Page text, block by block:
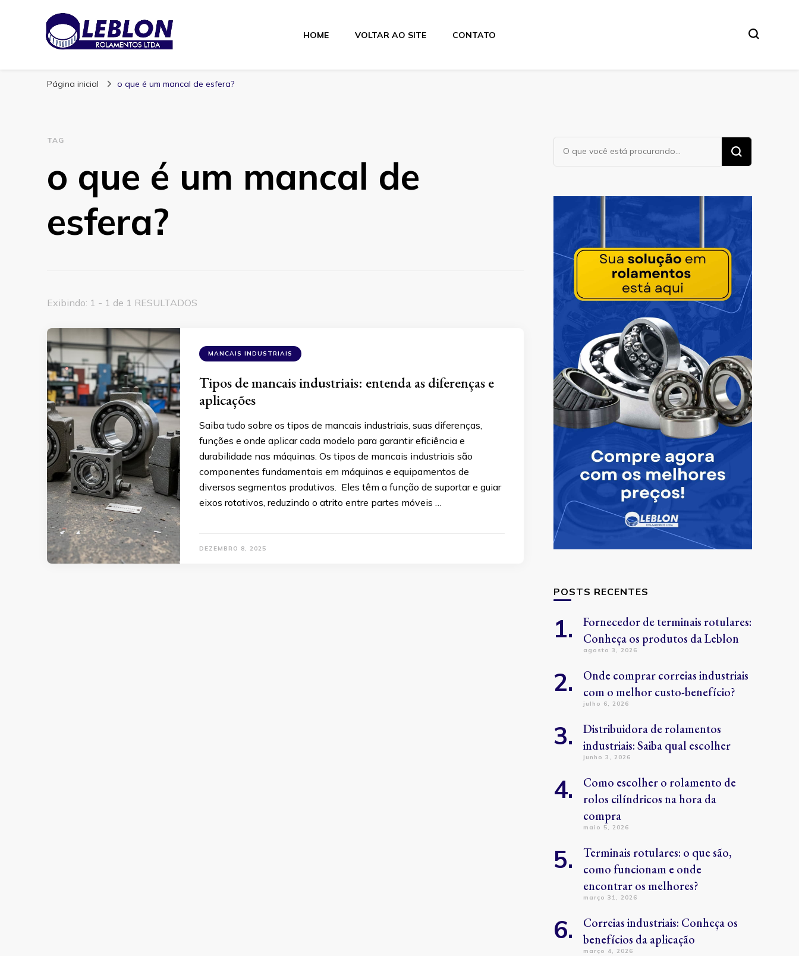
Blog | Leblon Rolamentos
HOME VOLTAR AO SITE CONTATO
Página inicial o que é um mancal de esfera?
TAG
o que é um mancal de
esfera?
Exibindo: 1 - 1 de 1 RESULTADOS
MANCAIS INDUSTRIAIS
Tipos de mancais industriais: entenda as diferenças e
aplicações
Saiba tudo sobre os tipos de mancais industriais, suas diferenças,
funções e onde aplicar cada modelo para garantir eficiência e
durabilidade nas máquinas. Os tipos de mancais industriais são
componentes fundamentais em máquinas e equipamentos de
diversos segmentos produtivos. Eles têm a função de suportar e guiar
eixos rotativos, reduzindo o atrito entre partes móveis …
DEZEMBRO 8, 2025
Procurando
algo?
POSTS RECENTES
Fornecedor de terminais rotulares:
Conheça os produtos da Leblon
agosto 3, 2026
Onde comprar correias industriais
com o melhor custo-benefício?
julho 6, 2026
Distribuidora de rolamentos
industriais: Saiba qual escolher
junho 3, 2026
Como escolher o rolamento de
rolos cilíndricos na hora da
compra
maio 5, 2026
Terminais rotulares: o que são,
como funcionam e onde
encontrar os melhores?
março 31, 2026
Correias industriais: Conheça os
benefícios da aplicação
março 4, 2026